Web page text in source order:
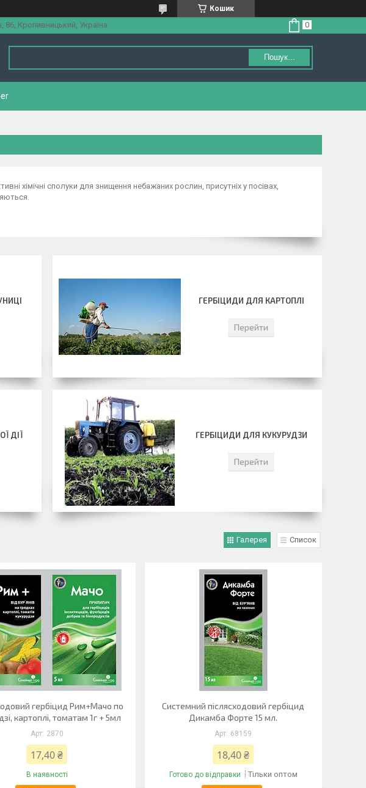
Кошик
Кропивницький, Україна
Пошук...
хімічні сполуки для знищення небажаних рослин, присутніх у посівах,
ГЕРБІЦИДИ ДЛЯ КАРТОПЛІ
Перейти
ДІЇ ГЕРБІЦИДИ ДЛЯ КУКУРУДЗИ
Перейти
Галерея Список
гербіцид Рим+Мачо по
картоплі, томатам 1г + 5мл
2870
17,40 ₴
В наявності
Системний післясходовий гербіцид
Дикамба Форте 15 мл.
68159
18,40 ₴
Готово до відправки Тільки оптом